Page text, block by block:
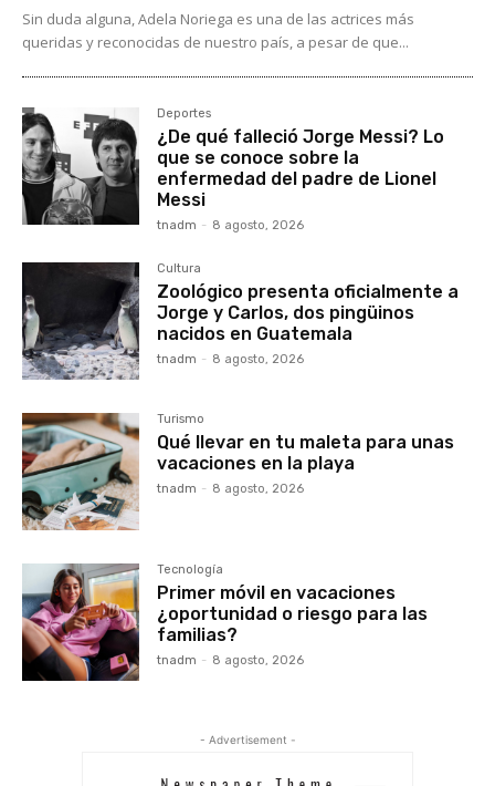
Sin duda alguna, Adela Noriega es una de las actrices más
queridas y reconocidas de nuestro país, a pesar de que...
Deportes
¿De qué falleció Jorge Messi? Lo
que se conoce sobre la
enfermedad del padre de Lionel
Messi
tnadm - 8 agosto, 2026
Cultura
Zoológico presenta oficialmente a
Jorge y Carlos, dos pingüinos
nacidos en Guatemala
tnadm - 8 agosto, 2026
Turismo
Qué llevar en tu maleta para unas
vacaciones en la playa
tnadm - 8 agosto, 2026
Tecnología
Primer móvil en vacaciones
¿oportunidad o riesgo para las
familias?
tnadm - 8 agosto, 2026
- Advertisement -